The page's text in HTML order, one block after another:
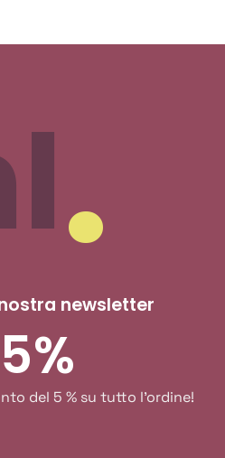
newsletter
del 5 % su tutto l'ordine!